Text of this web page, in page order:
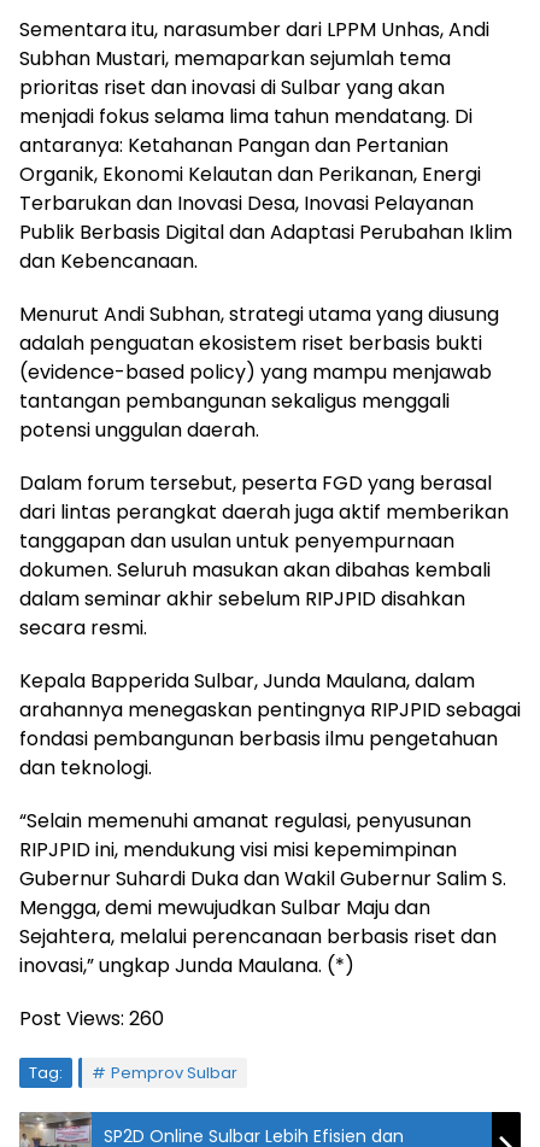
Sementara itu, narasumber dari LPPM Unhas, Andi
Subhan Mustari, memaparkan sejumlah tema
prioritas riset dan inovasi di Sulbar yang akan
menjadi fokus selama lima tahun mendatang. Di
antaranya: Ketahanan Pangan dan Pertanian
Organik, Ekonomi Kelautan dan Perikanan, Energi
Terbarukan dan Inovasi Desa, Inovasi Pelayanan
Publik Berbasis Digital dan Adaptasi Perubahan Iklim
dan Kebencanaan.
Menurut Andi Subhan, strategi utama yang diusung
adalah penguatan ekosistem riset berbasis bukti
(evidence-based policy) yang mampu menjawab
tantangan pembangunan sekaligus menggali
potensi unggulan daerah.
Dalam forum tersebut, peserta FGD yang berasal
dari lintas perangkat daerah juga aktif memberikan
tanggapan dan usulan untuk penyempurnaan
dokumen. Seluruh masukan akan dibahas kembali
dalam seminar akhir sebelum RIPJPID disahkan
secara resmi.
Kepala Bapperida Sulbar, Junda Maulana, dalam
arahannya menegaskan pentingnya RIPJPID sebagai
fondasi pembangunan berbasis ilmu pengetahuan
dan teknologi.
“Selain memenuhi amanat regulasi, penyusunan
RIPJPID ini, mendukung visi misi kepemimpinan
Gubernur Suhardi Duka dan Wakil Gubernur Salim S.
Mengga, demi mewujudkan Sulbar Maju dan
Sejahtera, melalui perencanaan berbasis riset dan
inovasi,” ungkap Junda Maulana. (*)
Post Views: 260
Tag: Pemprov Sulbar
SP2D Online Sulbar Lebih Efisien dan